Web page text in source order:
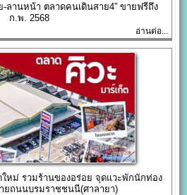
-ลานหน้า ตลาดคนเดินสาย4” ขายฟรีถึง
ก.พ. 2568
อ่านต่อ...
ใหม่ รวมร้านของอร่อย จุดแวะพักนักท่อง
ายถนนบรมราชชนนี(ศาลายา)